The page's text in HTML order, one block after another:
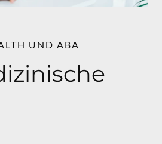
UND ABA